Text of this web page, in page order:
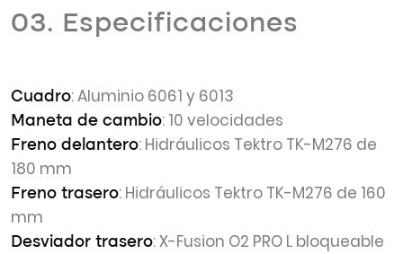
03. Especificaciones
Cuadro: Aluminio 6061 y 6013
Maneta de cambio: 10 velocidades
Freno delantero: Hidráulicos Tektro TK-M276 de
180 mm
Freno trasero: Hidráulicos Tektro TK-M276 de 160
mm
Desviador trasero: X-Fusion O2 PRO L bloqueable